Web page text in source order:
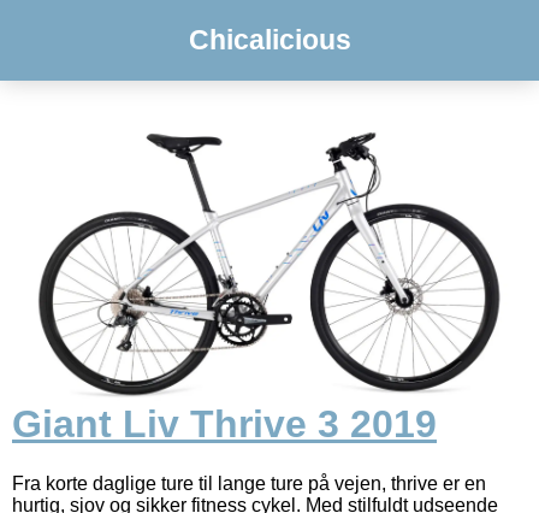
Chicalicious
Giant Liv Thrive 3 2019
Fra korte daglige ture til lange ture på vejen, thrive er en
hurtig, sjov og sikker fitness cykel. Med stilfuldt udseende